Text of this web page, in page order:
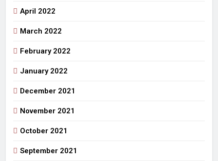
April 2022
March 2022
February 2022
January 2022
December 2021
November 2021
October 2021
September 2021